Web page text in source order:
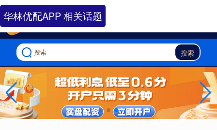
-->
搜索
华林优配APP 相关话题